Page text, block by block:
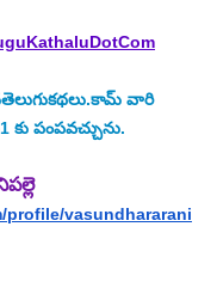
వారి
పంపవచ్చును.
profile/vasundhararani